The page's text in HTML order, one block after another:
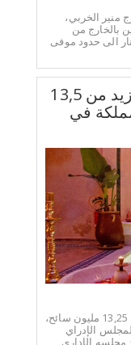
منير الخربي،
بالخارج من
الاف مليون دينار الى حدود موفى
المغرب:في حصيلة جديدة..أزيد من 13,5
في
فاق عدد السياح الذين توافدوا على المملكة 13,25 مليون سائح،
الإدراي
الإداري